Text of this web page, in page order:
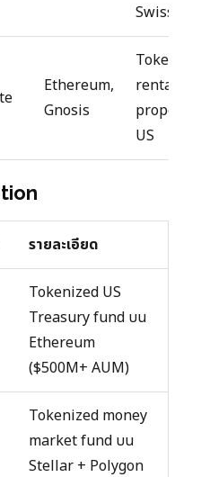
Swiss)
Ethereum,
Gnosis
rental
US
รายละเอียด
Tokenized US
Treasury fund บน
Ethereum
($500M+ AUM)
Tokenized money
market fund บน
Stellar + Polygon